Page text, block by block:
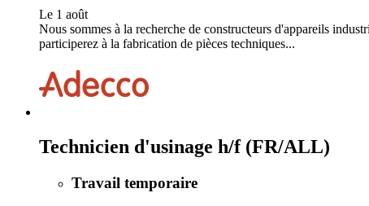
Le 1 août
Nous sommes à la recherche de constructeurs d'appareils
participerez à la fabrication de pièces techniques...
Technicien d'usinage h/f (FR/ALL)
Travail temporaire